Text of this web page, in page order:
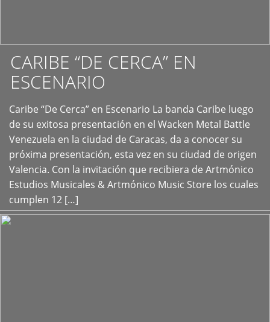
CARIBE “DE CERCA” EN
ESCENARIO
Caribe “De Cerca” en Escenario La banda Caribe luego
de su exitosa presentación en el Wacken Metal Battle
Venezuela en la ciudad de Caracas, da a conocer su
próxima presentación, esta vez en su ciudad de origen
Valencia. Con la invitación que recibiera de Artmónico
Estudios Musicales & Artmónico Music Store los cuales
cumplen 12 […]
+